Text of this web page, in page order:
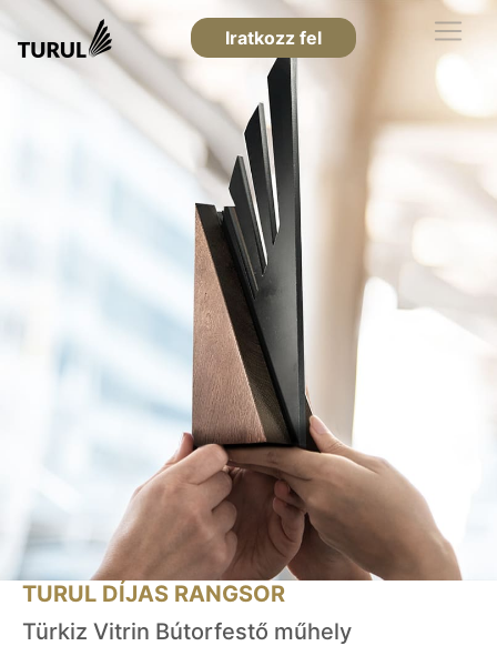
Iratkozz fel
TURUL DÍJAS RANGSOR
Türkiz Vitrin Bútorfestő műhely